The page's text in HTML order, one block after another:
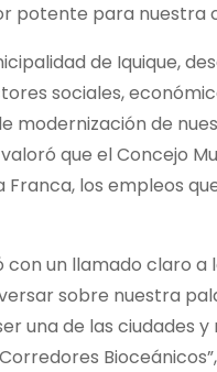
potente para nuestra
de Iquique,
sociales,
de
que el Concejo
los empleos
un llamado claro a
sobre nuestra
una de las ciudades